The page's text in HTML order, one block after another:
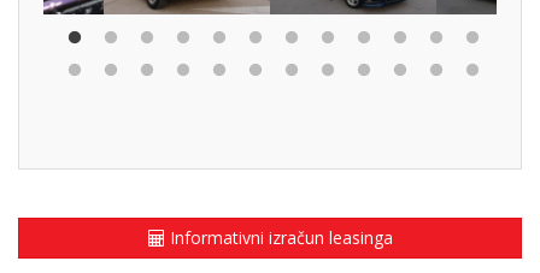
Informativni izračun leasinga